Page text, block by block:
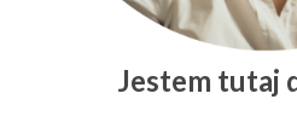
Jestem tutaj